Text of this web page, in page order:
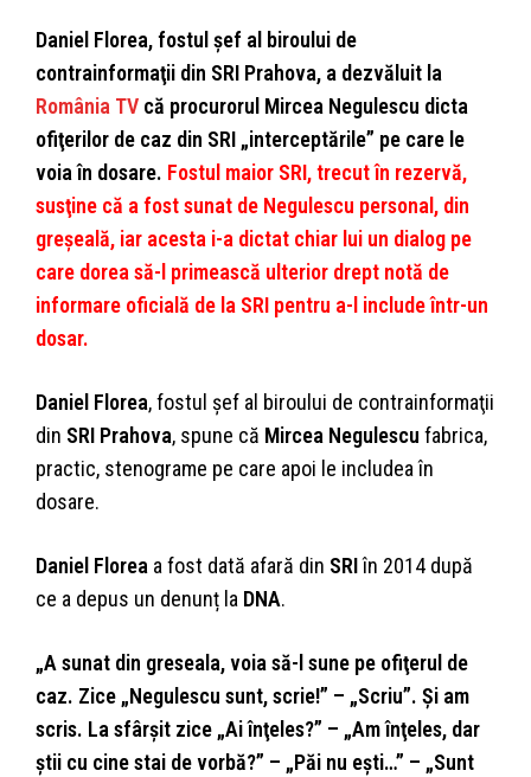
Daniel Florea, fostul şef al biroului de
contrainformaţii din SRI Prahova, a dezvăluit la
România TV că procurorul Mircea Negulescu dicta
ofiţerilor de caz din SRI „interceptările” pe care le
voia în dosare. Fostul maior SRI, trecut în rezervă,
susţine că a fost sunat de Negulescu personal, din
greşeală, iar acesta i-a dictat chiar lui un dialog pe
care dorea să-l primească ulterior drept notă de
informare oficială de la SRI pentru a-l include într-un
dosar.
Daniel Florea, fostul şef al biroului de contrainformaţii
din SRI Prahova, spune că Mircea Negulescu fabrica,
practic, stenograme pe care apoi le includea în
dosare.
Daniel Florea a fost dată afară din SRIîn 2014 după
ce a depus un denunț la DNA.
„A sunat din greseala, voia să-l sune pe ofiţerul de
caz. Zice „Negulescu sunt, scrie!” – „Scriu”. Şi am
scris. La sfârşit zice „Ai înţeles?” – „Am înţeles, dar
ştii cu cine stai de vorbă?” – „Păi nu eşti…” – „Sunt